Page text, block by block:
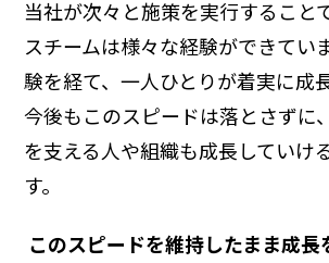
当社が次々と施策を実行すること
スチームは様々な経験ができてい
験を経て、一人ひとりが着実に成
今後もこのスピードは落とさずに
を支える人や組織も成長していけ
す。
―― このスピードを維持したまま成